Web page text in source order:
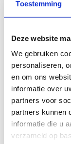
Toestemming
Deze website
We gebruiken
personaliseren,
en om ons
informatie over
partners voor
partners kunnen
informatie die u
verzameld op
U kunt bij ons
figuurglas,